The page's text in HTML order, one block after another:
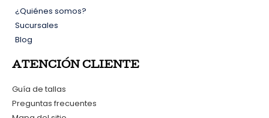
¿Quiénes somos?
Sucursales
Blog
ATENCIÓN CLIENTE
Guía de tallas
Preguntas frecuentes